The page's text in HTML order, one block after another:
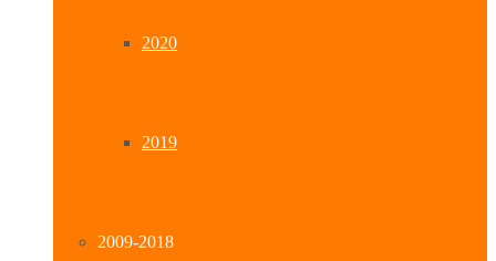
2020
2019
2009-2018